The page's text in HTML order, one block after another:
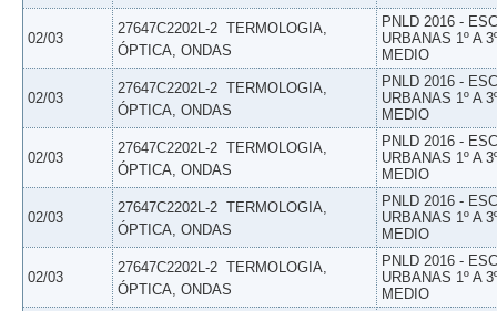
02/03
27647C2202L-2  TERMOLOGIA,
ÓPTICA, ONDAS
PNLD 2016 -
URBANAS 1º A
MEDIO
02/03
27647C2202L-2  TERMOLOGIA,
ÓPTICA, ONDAS
PNLD 2016 -
URBANAS 1º A
MEDIO
02/03
27647C2202L-2  TERMOLOGIA,
ÓPTICA, ONDAS
PNLD 2016 -
URBANAS 1º A
MEDIO
02/03
27647C2202L-2  TERMOLOGIA,
ÓPTICA, ONDAS
PNLD 2016 -
URBANAS 1º A
MEDIO
02/03
27647C2202L-2  TERMOLOGIA,
ÓPTICA, ONDAS
PNLD 2016 -
URBANAS 1º A
MEDIO